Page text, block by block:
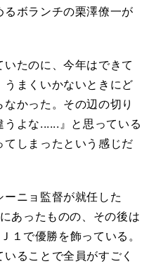
ボランチの栗澤僚一が
いたのに、今年はできて
まくいかないときにど
かった。その辺の切り
よな......』と思っている
てしまったという感じだ
ニョ監督が就任した
あったものの、その後は
１で優勝を飾っている。
ることで全員がすごく